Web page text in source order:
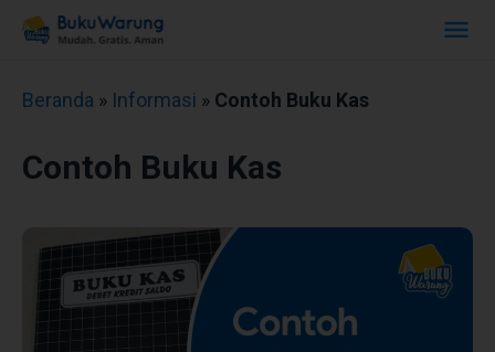
Beranda » Informasi » Contoh Buku Kas
Contoh Buku Kas